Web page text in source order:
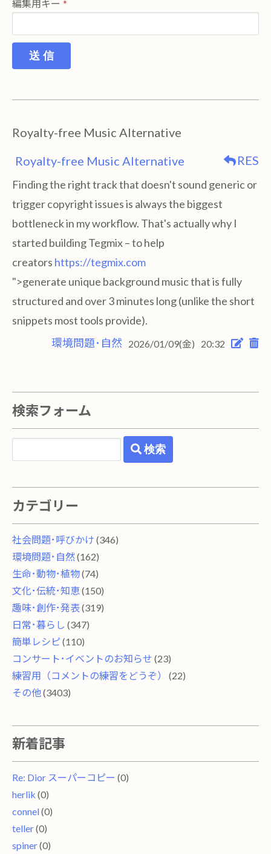
編集用キー
送 信
Royalty-free Music Alternative
Royalty-free Music Alternative
RES
Finding the right track that doesn't sound generic or
trigger copyright issues is always the biggest
bottleneck in my workflow. That's actually why I
started building Tegmix – to help
creators https://tegmix.com
">generate unique background music that is fully
structured and over 3 minutes long (unlike the short
snippets most tools provide).
環境問題･自然
2026/01/09(金) 20:32
検索フォーム
検索
カテゴリー
社会問題･呼びかけ (346)
環境問題･自然(162)
生命･動物･植物(74)
文化･伝統･知恵 (150)
趣味･創作･発表(319)
日常･暮らし (347)
簡単レシピ (110)
コンサート･イベントのお知らせ (23)
練習用（コメントの練習をどうぞ）
(22)
その他 (3403)
新着記事
Re: Dior スーパーコピー (0)
herlik (0)
connel(0)
teller(0)
spiner(0)